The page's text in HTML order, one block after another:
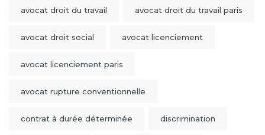
avocat droit du travail avocat droit du travail paris
avocat droit social avocat licenciement
avocat licenciement paris
avocat rupture conventionnelle
contrat à durée déterminée discrimination